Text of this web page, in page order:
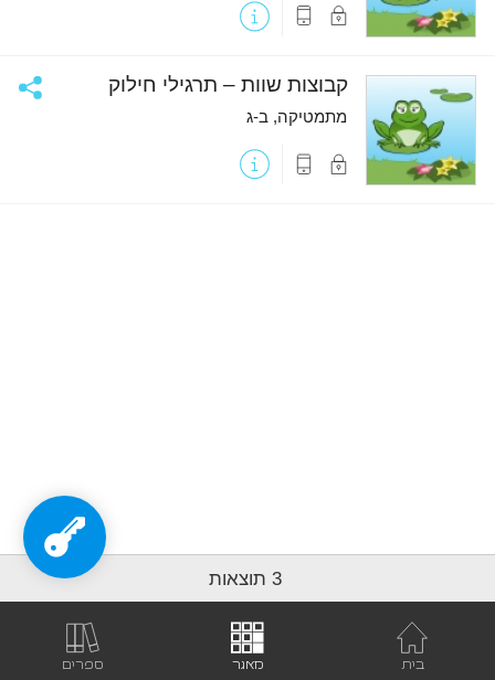
פריט
נעול
פריט
מותאם
קבוצות שוות – תרגילי חילוק
מתמטיקה, ב-ג
פריט
נעול
פריט
מותאם
שתף
3 תוצאות
בית מאגר ספרים